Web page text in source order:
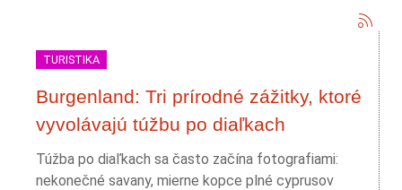
TURISTIKA
Burgenland: Tri prírodné zážitky, ktoré
vyvolávajú túžbu po diaľkach
Túžba po diaľkach sa často začína fotografiami:
nekonečné savany, mierne kopce plné cyprusov